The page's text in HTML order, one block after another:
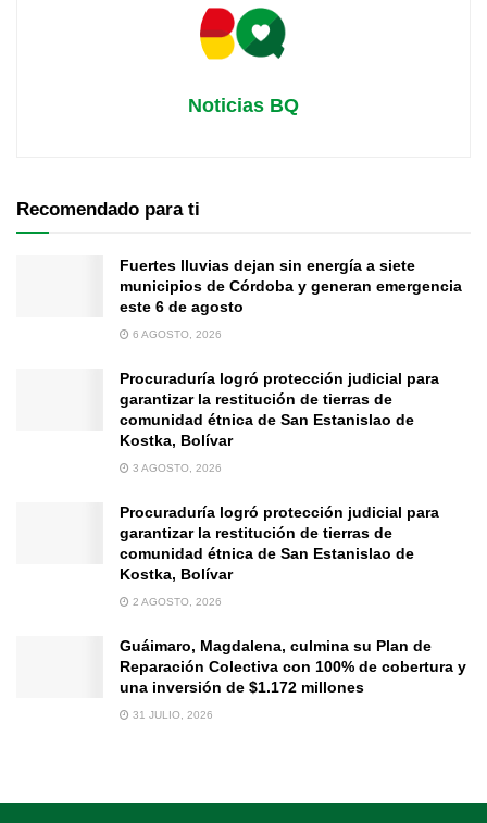
Noticias BQ
Recomendado para ti
Fuertes lluvias dejan sin energía a siete
municipios de Córdoba y generan emergencia
este 6 de agosto
6 AGOSTO, 2026
Procuraduría logró protección judicial para
garantizar la restitución de tierras de
comunidad étnica de San Estanislao de
Kostka, Bolívar
3 AGOSTO, 2026
Procuraduría logró protección judicial para
garantizar la restitución de tierras de
comunidad étnica de San Estanislao de
Kostka, Bolívar
2 AGOSTO, 2026
Guáimaro, Magdalena, culmina su Plan de
Reparación Colectiva con 100% de cobertura y
una inversión de $1.172 millones
31 JULIO, 2026